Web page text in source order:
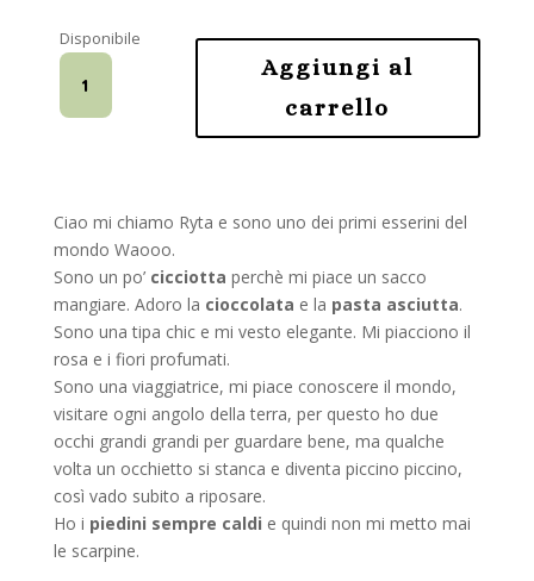
Disponibile
Kit
Ryta
Aggiungi al
carrello
Ciao mi chiamo Ryta e sono uno dei primi esserini del
mondo Waooo.
Sono un po’ cicciotta perchè mi piace un sacco
mangiare. Adoro la cioccolata e la pasta asciutta.
Sono una tipa chic e mi vesto elegante. Mi piacciono il
rosa e i fiori profumati.
Sono una viaggiatrice, mi piace conoscere il mondo,
visitare ogni angolo della terra, per questo ho due
occhi grandi grandi per guardare bene, ma qualche
volta un occhietto si stanca e diventa piccino piccino,
così vado subito a riposare.
Ho i piedini sempre caldi e quindi non mi metto mai
le scarpine.